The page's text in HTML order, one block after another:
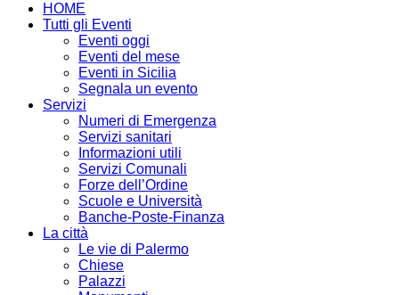
HOME
Tutti gli Eventi
Eventi oggi
Eventi del mese
Eventi in Sicilia
Segnala un evento
Servizi
Numeri di Emergenza
Servizi sanitari
Informazioni utili
Servizi Comunali
Forze dell’Ordine
Scuole e Università
Banche-Poste-Finanza
La città
Le vie di Palermo
Chiese
Palazzi